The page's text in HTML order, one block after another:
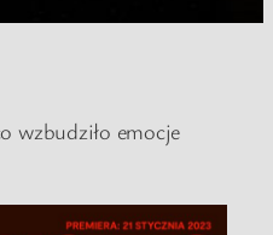
wzbudziło emocje